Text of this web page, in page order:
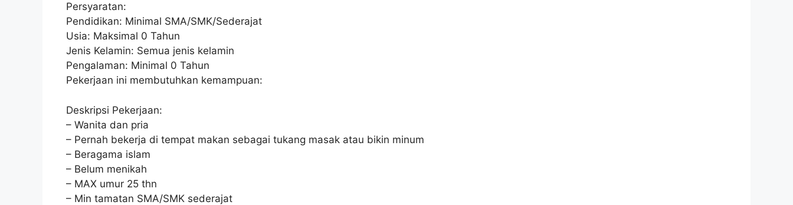
Persyaratan:
Pendidikan: Minimal SMA/SMK/Sederajat
Usia: Maksimal 0 Tahun
Jenis Kelamin: Semua jenis kelamin
Pengalaman: Minimal 0 Tahun
Pekerjaan ini membutuhkan kemampuan:
Deskripsi Pekerjaan:
– Wanita dan pria
– Pernah bekerja di tempat makan sebagai tukang masak atau bikin minum
– Beragama islam
– Belum menikah
– MAX umur 25 thn
– Min tamatan SMA/SMK sederajat